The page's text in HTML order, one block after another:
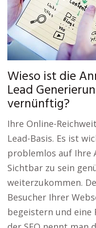
Wieso ist die
Lead
vernünftig?
Ihre Online-
Lead-Basis. Es ist
problemlos auf Ihre
Sichtbar zu sein
weiterzukommen.
Besucher Ihrer
begeistern und eine